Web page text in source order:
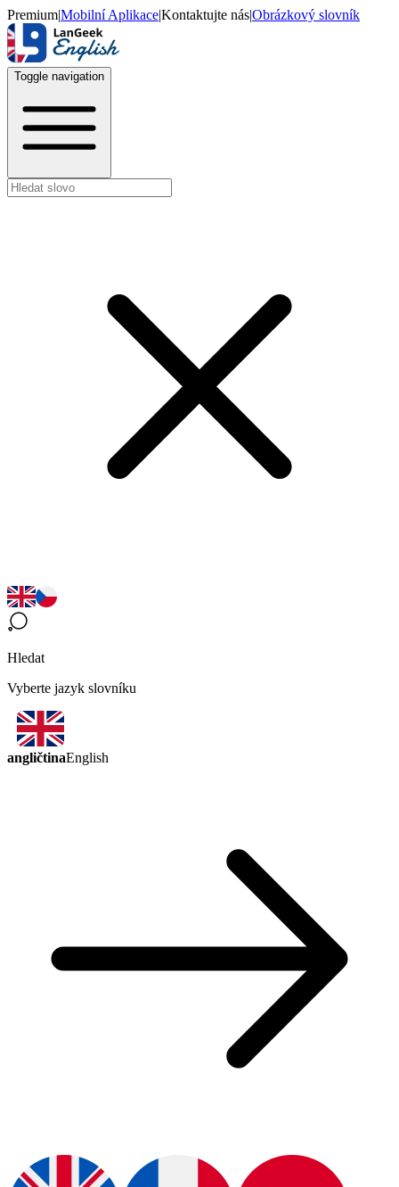
Premium|Mobilní Aplikace|Kontaktujte nás|Obrázkový slovník
Toggle navigation
Hledat
Vyberte jazyk slovníku
angličtinaEnglish